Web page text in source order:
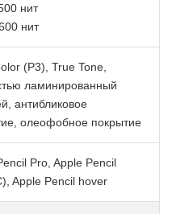
нит
нит
(P3), True Tone,
ламинированный
антибликовое
олеофобное покрытие
Pro, Apple Pencil
Apple Pencil hover